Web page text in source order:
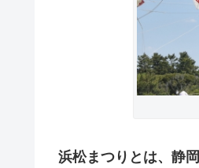
浜松まつりとは、静